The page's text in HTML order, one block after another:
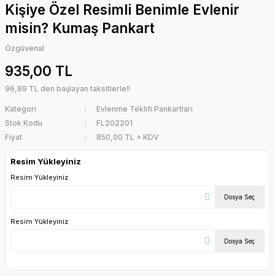
Kişiye Özel Resimli Benimle Evlenir
misin? Kumaş Pankart
Özgüvenal
935,00 TL
96,89 TL den başlayan taksitlerle!!
Kategori
Evlenme Teklifi Pankartları
Stok Kodu
FL202201
Fiyat
850,00 TL + KDV
Resim Yükleyiniz
Resim Yükleyiniz
Dosya Seç
Resim Yükleyiniz
Dosya Seç